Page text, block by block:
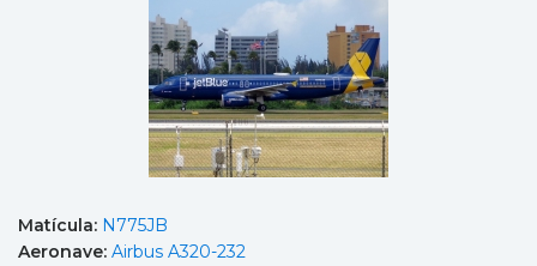
Matícula: N775JB
Aeronave: Airbus A320-232